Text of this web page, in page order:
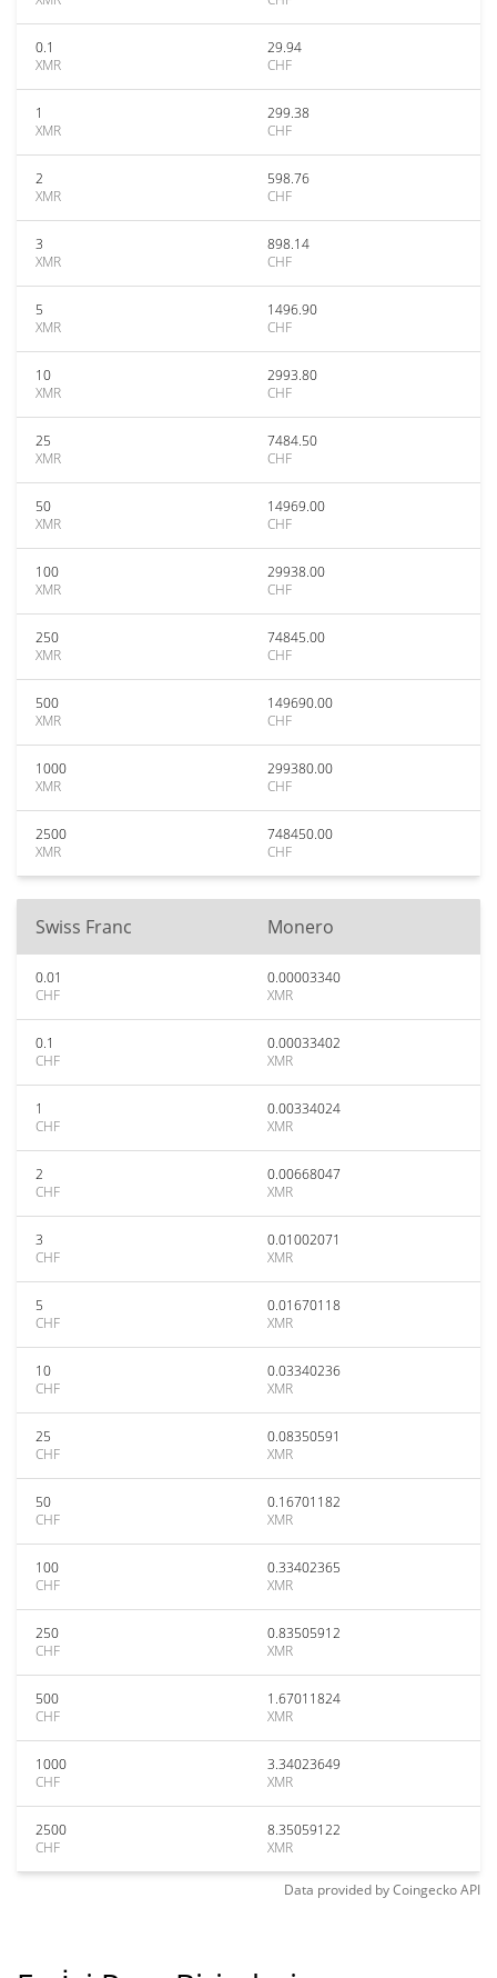
0.1
XMR
29.94
CHF
1
XMR
299.38
CHF
2
XMR
598.76
CHF
3
XMR
898.14
CHF
5
XMR
1496.90
CHF
10
XMR
2993.80
CHF
25
XMR
7484.50
CHF
50
XMR
14969.00
CHF
100
XMR
29938.00
CHF
250
XMR
74845.00
CHF
500
XMR
149690.00
CHF
1000
XMR
299380.00
CHF
2500
XMR
748450.00
CHF
Swiss Franc Monero
0.01
CHF
0.00003340
XMR
0.1
CHF
0.00033402
XMR
1
CHF
0.00334024
XMR
2
CHF
0.00668047
XMR
3
CHF
0.01002071
XMR
5
CHF
0.01670118
XMR
10
CHF
0.03340236
XMR
25
CHF
0.08350591
XMR
50
CHF
0.16701182
XMR
100
CHF
0.33402365
XMR
250
CHF
0.83505912
XMR
500
CHF
1.67011824
XMR
1000
CHF
3.34023649
XMR
2500
CHF
8.35059122
XMR
Data provided byCoingeckoAPI